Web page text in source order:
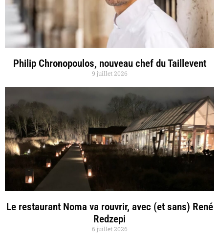
Philip Chronopoulos, nouveau chef du Taillevent
9 juillet 2026
Le restaurant Noma va rouvrir, avec (et sans) René
Redzepi
6 juillet 2026